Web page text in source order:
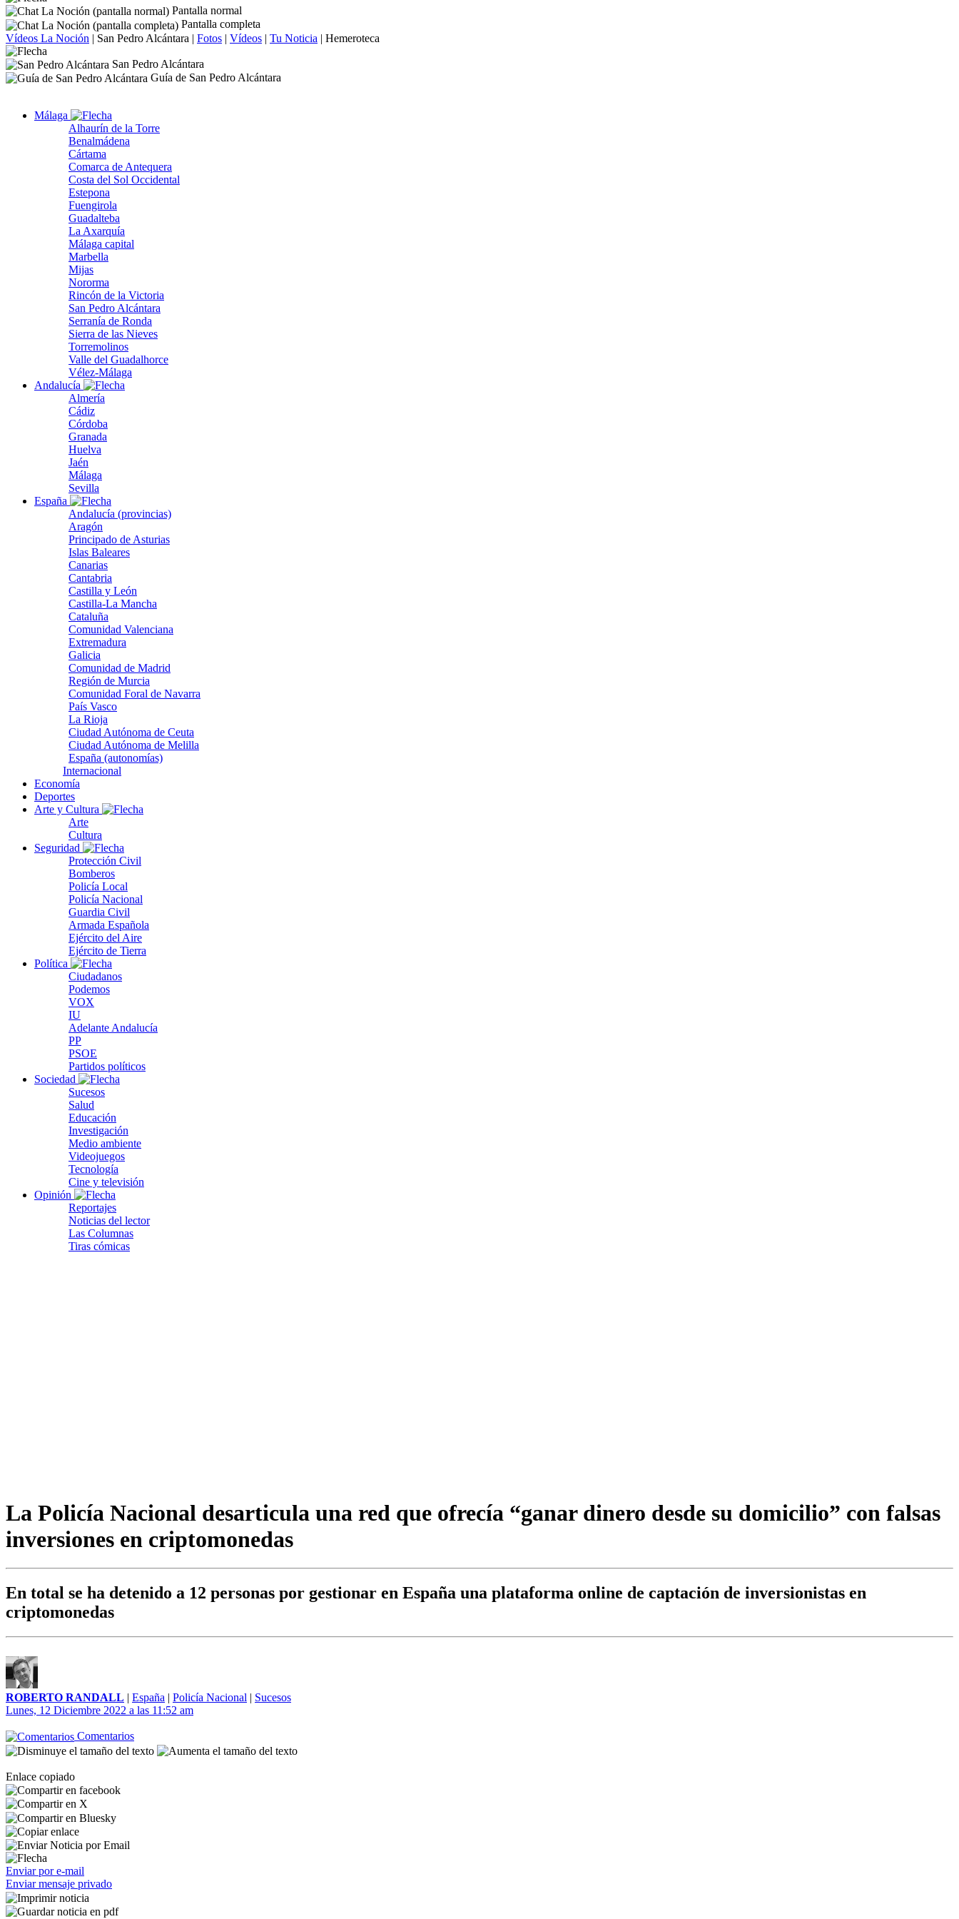
Pantalla normal
Pantalla completa
Vídeos La Noción | San Pedro Alcántara | Fotos | Vídeos | Tu Noticia | Hemeroteca
San Pedro Alcántara
Guía de San Pedro Alcántara
Málaga
Alhaurín de la Torre
Benalmádena
Cártama
Comarca de Antequera
Costa del Sol Occidental
Estepona
Fuengirola
Guadalteba
La Axarquía
Málaga capital
Marbella
Mijas
Nororma
Rincón de la Victoria
San Pedro Alcántara
Serranía de Ronda
Sierra de las Nieves
Torremolinos
Valle del Guadalhorce
Vélez-Málaga
Andalucía
Almería
Cádiz
Córdoba
Granada
Huelva
Jaén
Málaga
Sevilla
España
Andalucía (provincias)
Aragón
Principado de Asturias
Islas Baleares
Canarias
Cantabria
Castilla y León
Castilla-La Mancha
Cataluña
Comunidad Valenciana
Extremadura
Galicia
Comunidad de Madrid
Región de Murcia
Comunidad Foral de Navarra
País Vasco
La Rioja
Ciudad Autónoma de Ceuta
Ciudad Autónoma de Melilla
España (autonomías)
Internacional
Economía
Deportes
Arte y Cultura
Arte
Cultura
Seguridad
Protección Civil
Bomberos
Policía Local
Policía Nacional
Guardia Civil
Armada Española
Ejército del Aire
Ejército de Tierra
Política
Ciudadanos
Podemos
VOX
IU
Adelante Andalucía
PP
PSOE
Partidos políticos
Sociedad
Sucesos
Salud
Educación
Investigación
Medio ambiente
Videojuegos
Tecnología
Cine y televisión
Opinión
Reportajes
Noticias del lector
Las Columnas
Tiras cómicas
La Policía Nacional desarticula una red que ofrecía “ganar dinero desde su domicilio” con falsas
inversiones en criptomonedas
En total se ha detenido a 12 personas por gestionar en España una plataforma online de captación de inversionistas en
criptomonedas
ROBERTO RANDALL | España | Policía Nacional | Sucesos
Lunes, 12 Diciembre 2022 a las 11:52 am
Comentarios
Enlace copiado
Enviar por e-mail
Enviar mensaje privado